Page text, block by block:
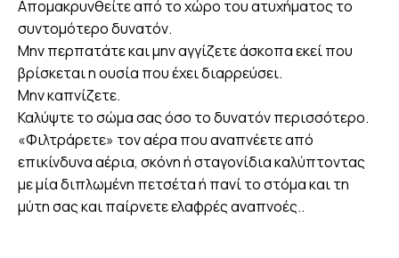
Απομακρυνθείτε από το χώρο του ατυχήματος το
συντομότερο δυνατόν.
Μην περπατάτε και μην αγγίζετε άσκοπα εκεί που
βρίσκεται η ουσία που έχει διαρρεύσει.
Μην καπνίζετε.
Καλύψτε το σώμα σας όσο το δυνατόν περισσότερο.
«Φιλτράρετε» τον αέρα που αναπνέετε από
επικίνδυνα αέρια, σκόνη ή σταγονίδια καλύπτοντας
με μία διπλωμένη πετσέτα ή πανί το στόμα και τη
μύτη σας και παίρνετε ελαφρές αναπνοές..